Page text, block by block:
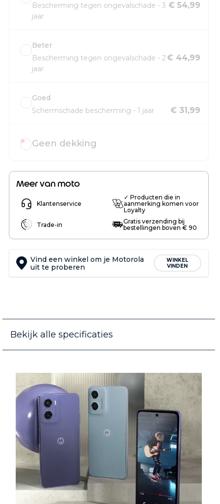
Bescherming tegen ongevalschade - 3
jaar
€ 54,99
Beter
Bescherming tegen ongevalschade - 2
jaar
€ 44,99
Goed
Schermschade bescherming - 1 jaar
€ 31,99
Geen dekking
Meer van moto
Klantenservice
✓ Producten die in
aanmerking komen voor
Loyalty
Trade-in
Gratis verzending bij
bestellingen boven € 90
Vind een winkel om je Motorola
uit te proberen
WINKEL
VINDEN
Bekijk alle specificaties